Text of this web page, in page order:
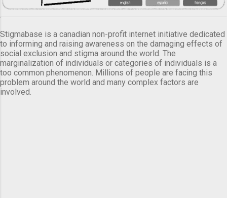
Stigmabase is a canadian non-profit internet initiative dedicated
to informing and raising awareness on the damaging effects of
social exclusion and stigma around the world. The
marginalization of individuals or categories of individuals is a
too common phenomenon. Millions of people are facing this
problem around the world and many complex factors are
involved.